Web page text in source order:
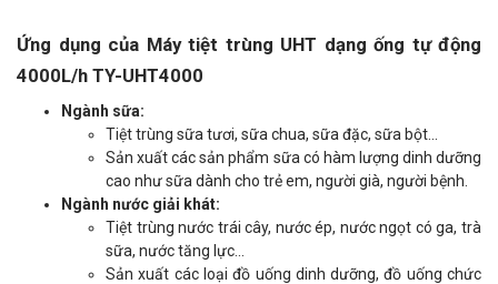
Ứng dụng của Máy tiệt trùng UHT dạng ống tự động
4000L/h TY-UHT4000
Ngành sữa:
Tiệt trùng sữa tươi, sữa chua, sữa đặc, sữa bột...
Sản xuất các sản phẩm sữa có hàm lượng dinh dưỡng
cao như sữa dành cho trẻ em, người già, người bệnh.
Ngành nước giải khát:
Tiệt trùng nước trái cây, nước ép, nước ngọt có ga, trà
sữa, nước tăng lực...
Sản xuất các loại đồ uống dinh dưỡng, đồ uống chức